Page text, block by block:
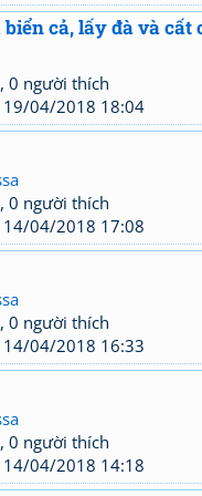
cả, lấy đà và cất
0 người thích
19/04/2018 18:04
0 người thích
14/04/2018 17:08
0 người thích
14/04/2018 16:33
0 người thích
14/04/2018 14:18